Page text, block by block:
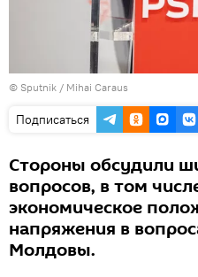
© Sputnik / Mihai Caraus
Подписаться
Стороны обсудили
вопросов, в том
экономическое
напряжения в
Молдовы.